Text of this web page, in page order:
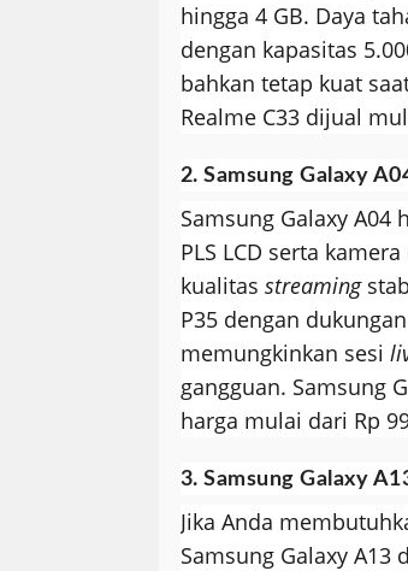
hingga 4 GB. Daya
dengan kapasitas
bahkan tetap kuat
Realme C33 dijual
2. Samsung Galaxy
Samsung Galaxy A04
PLS LCD serta
kualitas streaming
P35 dengan
memungkinkan sesi
gangguan. Samsung
harga mulai dari Rp
3. Samsung Galaxy
Jika Anda
Samsung Galaxy